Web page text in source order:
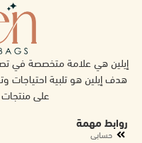
إيلين هي علامة متخصصة في
هدف إيلين هو تلبية احتياجات
على منتجات
روابط مهمة
حسابى